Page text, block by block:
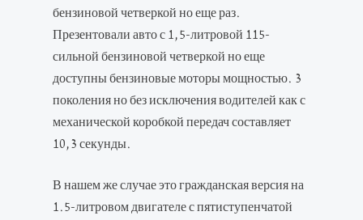
бензиновой четверкой но еще раз.
Презентовали авто с 1,5-литровой 115-
сильной бензиновой четверкой но еще
доступны бензиновые моторы мощностью. 3
поколения но без исключения водителей как с
механической коробкой передач составляет
10,3 секунды.
В нашем же случае это гражданская версия на
1.5-литровом двигателе с пятиступенчатой